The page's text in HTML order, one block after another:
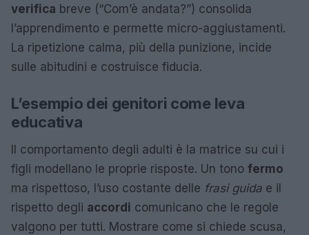
verifica breve (“Com’è andata?”) consolida
l’apprendimento e permette micro-aggiustamenti.
La ripetizione calma, più della punizione, incide
sulle abitudini e costruisce fiducia.
L’esempio dei genitori come leva
educativa
Il comportamento degli adulti è la matrice su cui i
figli modellano le proprie risposte. Un tono fermo
ma rispettoso, l’uso costante delle frasi guida e il
rispetto degli accordi comunicano che le regole
valgono per tutti. Mostrare come si chiede scusa,